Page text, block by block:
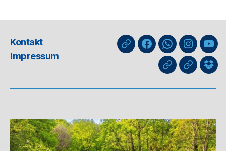
Kontakt
Impressum
nuLigaFacebookWhatsApp-
Kanal
GIPHYThreads